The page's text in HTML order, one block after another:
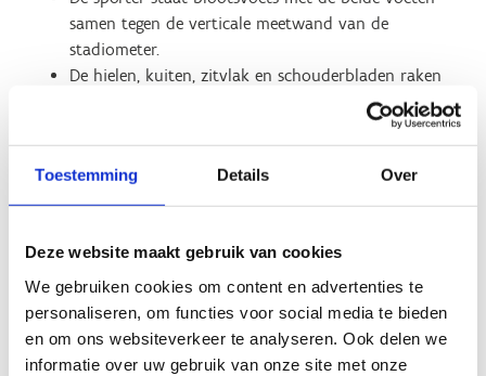
Toestemming Details Over
Deze website maakt gebruik van cookies
We gebruiken cookies om content en advertenties te
personaliseren, om functies voor social media te bieden
en om ons websiteverkeer te analyseren. Ook delen we
informatie over uw gebruik van onze site met onze
samen tegen de verticale meetwand van de
stadiometer.
De hielen, kuiten, zitvlak en schouderbladen raken
de verticale meetwand. Het hoofd wordt neutraal
De schuiflat wordt vervolgens tot tegen het hoofd
van de sporter geschoven.
De lichaamslengte wordt gescoord in centimeter tot op 0,1
cm nauwkeurig.
Materiaal